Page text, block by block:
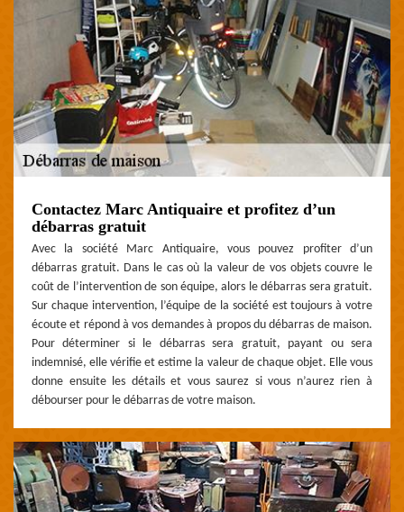
Contactez Marc Antiquaire et profitez d’un
débarras gratuit
Avec la société Marc Antiquaire, vous pouvez profiter d’un
débarras gratuit. Dans le cas où la valeur de vos objets couvre le
coût de l’intervention de son équipe, alors le débarras sera gratuit.
Sur chaque intervention, l’équipe de la société est toujours à votre
écoute et répond à vos demandes à propos du débarras de maison.
Pour déterminer si le débarras sera gratuit, payant ou sera
indemnisé, elle vérifie et estime la valeur de chaque objet. Elle vous
donne ensuite les détails et vous saurez si vous n’aurez rien à
débourser pour le débarras de votre maison.